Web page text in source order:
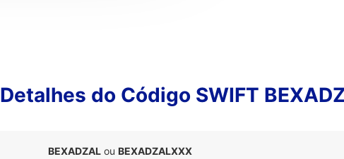
Detalhes do Código SWIFT
BEXADZAL ou BEXADZALXXX